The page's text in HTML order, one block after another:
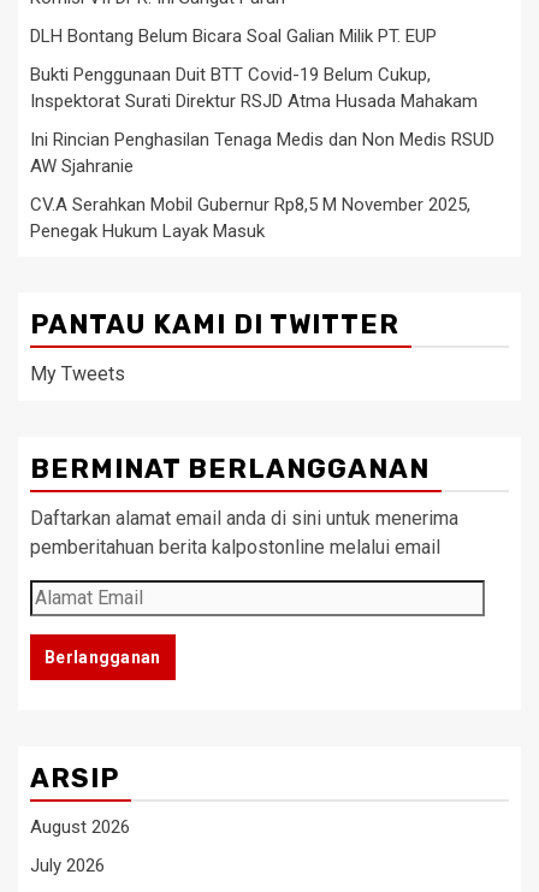
DLH Bontang Belum Bicara Soal Galian Milik PT. EUP
Bukti Penggunaan Duit BTT Covid-19 Belum Cukup,
Inspektorat Surati Direktur RSJD Atma Husada Mahakam
Ini Rincian Penghasilan Tenaga Medis dan Non Medis RSUD
AW Sjahranie
CV.A Serahkan Mobil Gubernur Rp8,5 M November 2025,
Penegak Hukum Layak Masuk
PANTAU KAMI DI TWITTER
My Tweets
BERMINAT BERLANGGANAN
Daftarkan alamat email anda di sini untuk menerima
pemberitahuan berita kalpostonline melalui email
Alamat
Email
Berlangganan
ARSIP
August 2026
July 2026